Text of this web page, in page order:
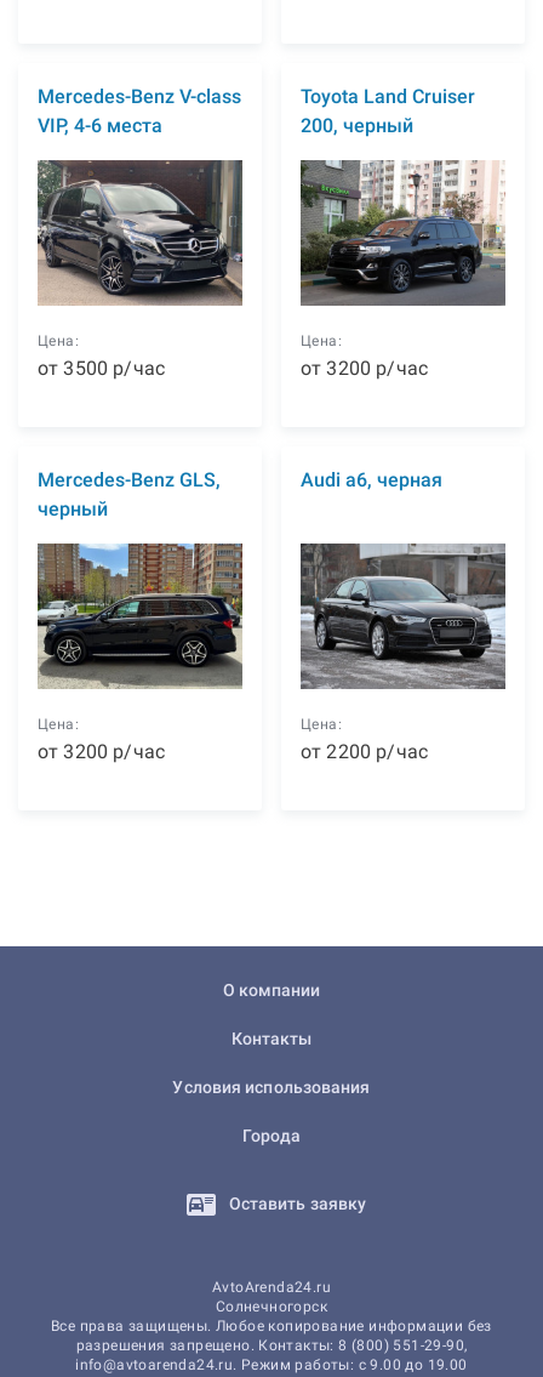
Mercedes-Benz V-class
VIP, 4-6 места
Цена:
от3500 р/час
Toyota Land Cruiser
200, черный
Цена:
от3200 р/час
Mercedes-Benz GLS,
черный
Цена:
от3200 р/час
Audi а6, черная
Цена:
от2200 р/час
О компании
Контакты
Условия использования
Города
Оставить заявку
AvtoArenda24.ru
Солнечногорск
Все права защищены. Любое копирование информации без
разрешения запрещено. Контакты: 8 (800) 551-29-90,
info@avtoarenda24.ru. Режим работы: с 9.00 до 19.00